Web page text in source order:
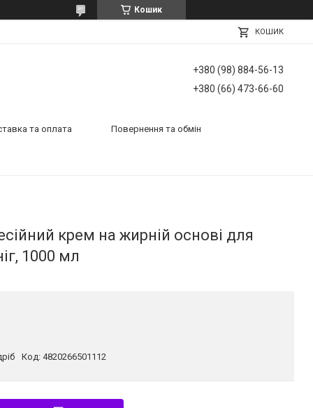
Кошик
КОШИК
+380 (98) 884-56-13
+380 (66) 473-66-60
та оплата Повернення та обмін
крем на жирній основі для
1000 мл
Код: 4820266501112